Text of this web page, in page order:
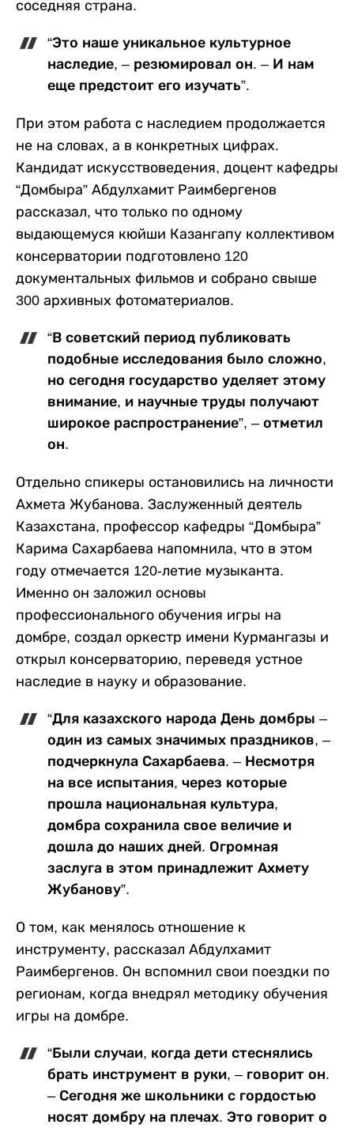
соседняя страна.
“Это наше уникальное культурное
наследие, – резюмировал он. – И нам
еще предстоит его изучать”.
При этом работа с наследием продолжается
не на словах, а в конкретных цифрах.
Кандидат искусствоведения, доцент кафедры
“Домбыра” Абдулхамит Раимбергенов
рассказал, что только по одному
выдающемуся кюйши Казангапу коллективом
консерватории подготовлено 120
документальных фильмов и собрано свыше
300 архивных фотоматериалов.
“В советский период публиковать
подобные исследования было сложно,
но сегодня государство уделяет этому
внимание, и научные труды получают
широкое распространение”, – отметил
он.
Отдельно спикеры остановились на личности
Ахмета Жубанова. Заслуженный деятель
Казахстана, профессор кафедры “Домбыра”
Карима Сахарбаева напомнила, что в этом
году отмечается 120-летие музыканта.
Именно он заложил основы
профессионального обучения игры на
домбре, создал оркестр имени Курмангазы и
открыл консерваторию, переведя устное
наследие в науку и образование.
“Для казахского народа День домбры –
один из самых значимых праздников, –
подчеркнула Сахарбаева. – Несмотря
на все испытания, через которые
прошла национальная культура,
домбра сохранила свое величие и
дошла до наших дней. Огромная
заслуга в этом принадлежит Ахмету
Жубанову”.
О том, как менялось отношение к
инструменту, рассказал Абдулхамит
Раимбергенов. Он вспомнил свои поездки по
регионам, когда внедрял методику обучения
игры на домбре.
“Были случаи, когда дети стеснялись
брать инструмент в руки, – говорит он.
– Сегодня же школьники с гордостью
носят домбру на плечах. Это говорит о